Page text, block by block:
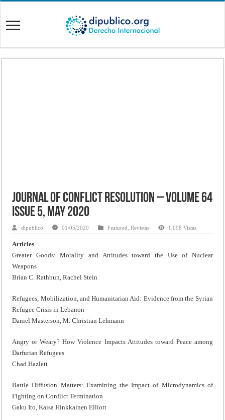
Journal of Conflict Resolution – Volume 64
Issue 5, May 2020
dipublico 01/05/2020 Featured ,Revistas 1,098 Vistas
Articles
Greater Goods: Morality and Attitudes toward the Use of Nuclear
Weapons
Brian C. Rathbun, Rachel Stein
Refugees, Mobilization, and Humanitarian Aid: Evidence from the Syrian
Refugee Crisis in Lebanon
Daniel Masterson, M. Christian Lehmann
Angry or Weary? How Violence Impacts Attitudes toward Peace among
Darfurian Refugees
Chad Hazlett
Battle Diffusion Matters: Examining the Impact of Microdynamics of
Fighting on Conflict Termination
Gaku Ito, Kaisa Hinkkainen Elliott